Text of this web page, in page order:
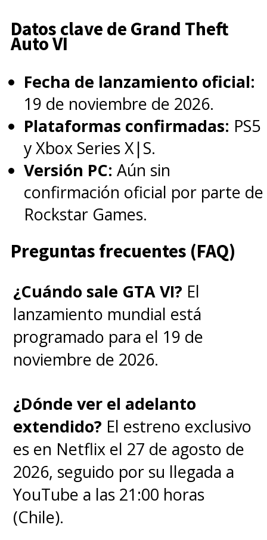
Datos clave de Grand Theft
Auto VI
Fecha de lanzamiento oficial:
19 de noviembre de 2026.
Plataformas confirmadas: PS5
y Xbox Series X|S.
Versión PC: Aún sin
confirmación oficial por parte de
Rockstar Games.
Preguntas frecuentes (FAQ)
¿Cuándo sale GTA VI? El
lanzamiento mundial está
programado para el 19 de
noviembre de 2026.
¿Dónde ver el adelanto
extendido? El estreno exclusivo
es en Netflix el 27 de agosto de
2026, seguido por su llegada a
YouTube a las 21:00 horas
(Chile).